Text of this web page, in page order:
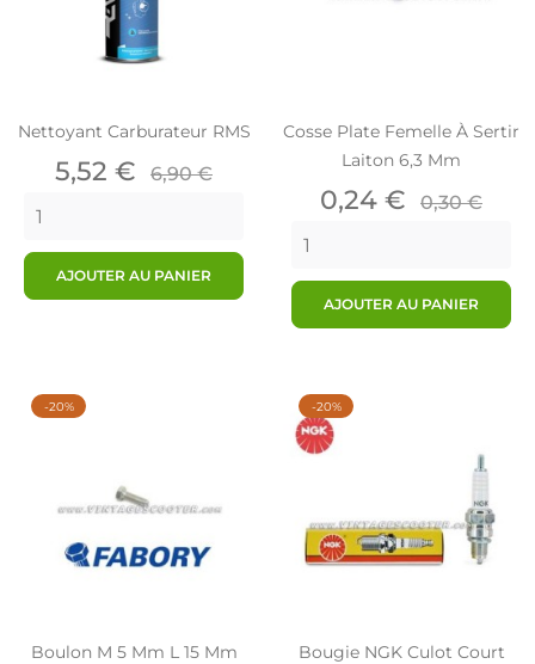
Nettoyant Carburateur RMS
Prix
5,52 € Prix
6,90 €
AJOUTER AU PANIER
Cosse Plate Femelle À Sertir
Laiton 6,3 Mm
Prix
0,24 € Prix
0,30 €
AJOUTER AU PANIER
Boulon M 5 Mm L 15 Mm
-20%
Bougie NGK Culot Court
-20%